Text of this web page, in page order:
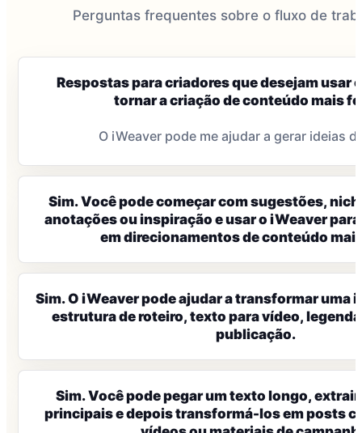
Perguntas frequentes sobre o fluxo de
Respostas para criadores que desejam usar
tornar a criação de conteúdo mais
O iWeaver pode me ajudar a gerar ideias
Sim. Você pode começar com sugestões,
anotações ou inspiração e usar o iWeaver
em direcionamentos de conteúdo
Sim. O iWeaver pode ajudar a transformar uma
estrutura de roteiro, texto para vídeo,
publicação.
Sim. Você pode pegar um texto longo,
principais e depois transformá-los em posts